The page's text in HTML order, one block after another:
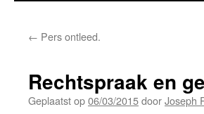
← Pers ontleed.
Rechtspraak en
Geplaatst op06/03/2015doorJoseph